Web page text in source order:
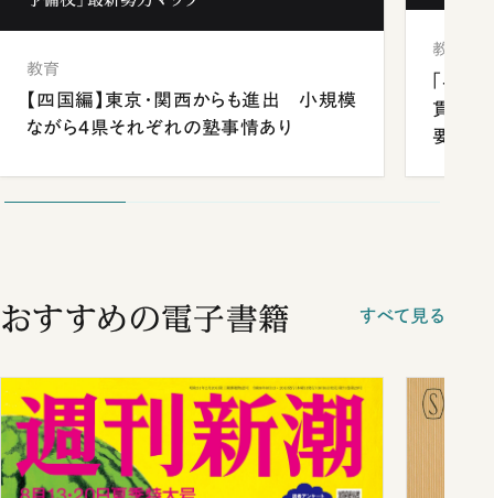
教育
【四国編】東京・関西からも進出 小規模
ながら4県それぞれの塾事情あり
教育
「早
貫校へ
要だっ
おすすめの電子書籍 すべて見る